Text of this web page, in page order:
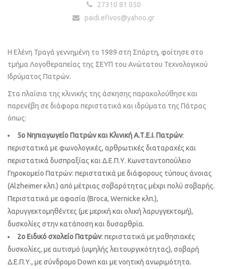
27310 81 050
paidi.efivos@yahoo.gr
Η Ελένη Τραγά γεννημένη το 1989 στη Σπάρτη, φοίτησε στο
τμήμα Λογοθεραπείας της ΣΕΥΠ του Ανώτατου Τεχνολογικού
Ιδρύματος Πατρών.
Στα πλαίσια της κλινικής της άσκησης παρακολούθησε και
παρενέβη σε διάφορα περιστατικά και ιδρύματα της Πάτρας
όπως:
5ο Νηπιαγωγείο Πατρών και Κλινική Α.Τ.Ε.Ι. Πατρών:
περιστατικά με φωνολογικές, αρθρωτικές διαταραχές και
περιστατικά δυσπραξίας και Δ.Ε.Π.Υ. Κωνσταντοπούλειο
Γηροκομείο Πατρών: περιστατικά με διάφορους τύπους άνοιας
(Alzheimer κλπ.) από μέτριας σοβαρότητας μέχρι πολύ σοβαρής.
Περιστατικά με αφασία (Broca, Wernicke κλπ.),
λαρυγγεκτομηθέντες (με μερική και ολική λαρυγγεκτομή),
δυσκολίες στην κατάποση και δυσαρθρία.
2ο Ειδικό σχολείο Πατρών: περιστατικά με μαθησιακές
δυσκολίες, με αυτισμό (υψηλής λειτουργικότητας), σοβαρή
Δ.Ε.Π.Υ., με σύνδρομο Down και με νοητική ανωριμότητα.